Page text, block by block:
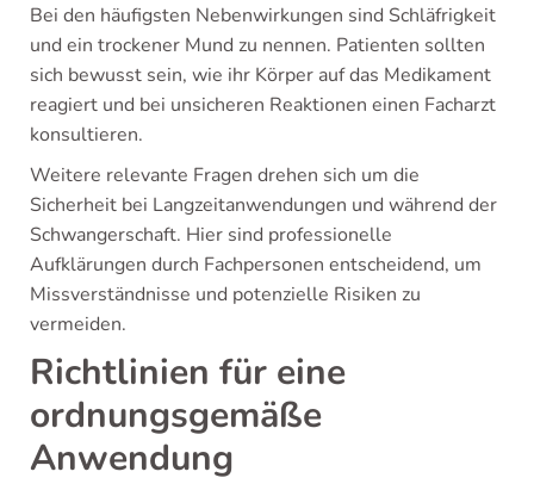
Bei den häufigsten Nebenwirkungen sind Schläfrigkeit
und ein trockener Mund zu nennen. Patienten sollten
sich bewusst sein, wie ihr Körper auf das Medikament
reagiert und bei unsicheren Reaktionen einen Facharzt
konsultieren.
Weitere relevante Fragen drehen sich um die
Sicherheit bei Langzeitanwendungen und während der
Schwangerschaft. Hier sind professionelle
Aufklärungen durch Fachpersonen entscheidend, um
Missverständnisse und potenzielle Risiken zu
vermeiden.
Richtlinien für eine
ordnungsgemäße
Anwendung